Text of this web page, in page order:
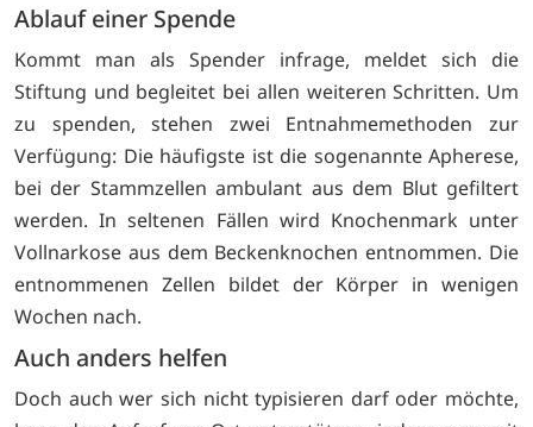
Ablauf einer Spende
Kommt man als Spender infrage, meldet sich die
Stiftung und begleitet bei allen weiteren Schritten. Um
zu spenden, stehen zwei Entnahmemethoden zur
Verfügung: Die häufigste ist die sogenannte Apherese,
bei der Stammzellen ambulant aus dem Blut gefiltert
werden. In seltenen Fällen wird Knochenmark unter
Vollnarkose aus dem Beckenknochen entnommen. Die
entnommenen Zellen bildet der Körper in wenigen
Wochen nach.
Auch anders helfen
Doch auch wer sich nicht typisieren darf oder möchte,